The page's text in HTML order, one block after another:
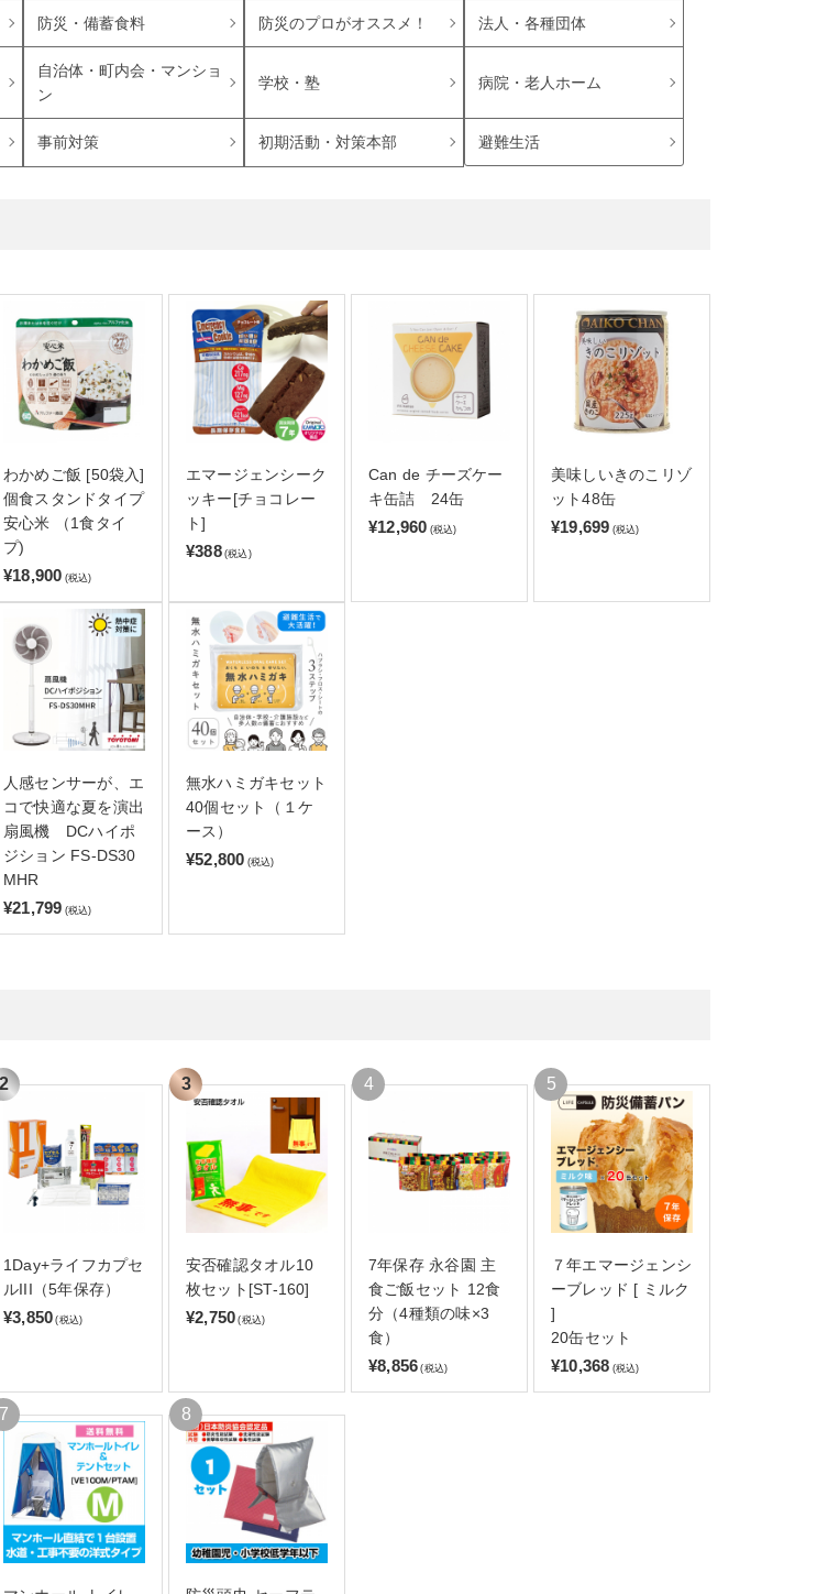
防災・備蓄食料 防災のプロがオススメ！ 法人・各種団体
自治体・町内会・マンショ
ン
学校・塾 病院・老人ホーム
事前対策 初期活動・対策本部 避難生活
わかめご飯 [50袋入]
個食スタンドタイプ
安心米 （1食タイ
プ)
¥18,900 (税込)
エマージェンシーク
ッキー[チョコレー
ト]
¥388 (税込)
Can de チーズケー
キ缶詰 24缶
¥12,960 (税込)
美味しいきのこリゾ
ット48缶
¥19,699 (税込)
人感センサーが、エ
コで快適な夏を演出
扇風機 DCハイポ
ジション FS-DS30
MHR
¥21,799 (税込)
無水ハミガキセット
40個セット（１ケ
ース）
¥52,800 (税込)
1Day+ライフカプセ
ルIII（5年保存）
¥3,850 (税込)
安否確認タオル10
枚セット[ST-160]
¥2,750 (税込)
7年保存 永谷園 主
食ご飯セット 12食
分（4種類の味×3
食）
¥8,856 (税込)
７年エマージェンシ
ーブレッド [ ミルク
]
20缶セット
¥10,368 (税込)